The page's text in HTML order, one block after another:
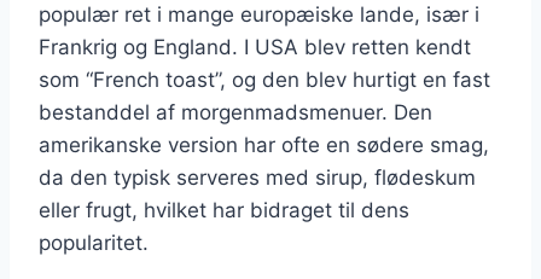
populær ret i mange europæiske lande, især i
Frankrig og England. I USA blev retten kendt
som “French toast”, og den blev hurtigt en fast
bestanddel af morgenmadsmenuer. Den
amerikanske version har ofte en sødere smag,
da den typisk serveres med sirup, flødeskum
eller frugt, hvilket har bidraget til dens
popularitet.